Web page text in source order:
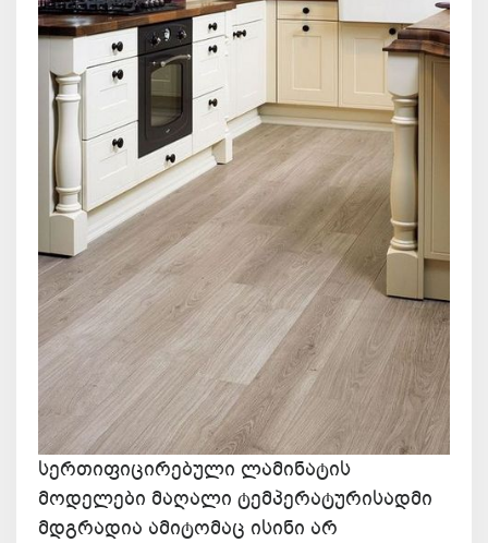
სერთიფიცირებული ლამინატის
მოდელები მაღალი ტემპერატურისადმი
მდგრადია ამიტომაც ისინი არ